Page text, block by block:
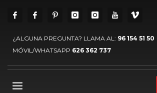
¿ALGUNA PREGUNTA? LLAMA AL: 96 154 51 50
MÓVIL/WHATSAPP 626 362 737